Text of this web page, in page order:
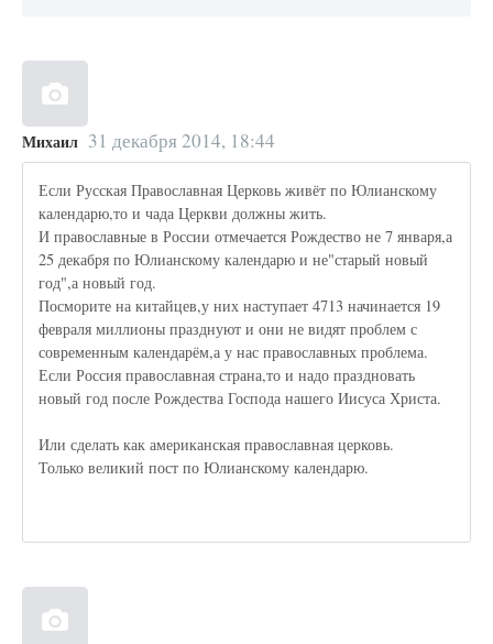
Михаил 31 декабря 2014, 18:44
Если Русская Православная Церковь живёт по Юлианскому
календарю,то и чада Церкви должны жить.
И православные в России отмечается Рождество не 7 января,а
25 декабря по Юлианскому календарю и не"старый новый
год",а новый год.
Посморите на китайцев,у них наступает 4713 начинается 19
февраля миллионы празднуют и они не видят проблем с
современным календарём,а у нас православных проблема.
Если Россия православная страна,то и надо праздновать
новый год после Рождества Господа нашего Иисуса Христа.
Или сделать как американская православная церковь.
Только великий пост по Юлианскому календарю.